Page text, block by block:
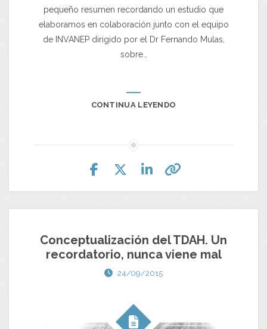
pequeño resumen recordando un estudio que
elaboramos en colaboración junto con el equipo
de INVANEP dirigido por el Dr Fernando Mulas,
sobre…
CONTINUA LEYENDO
Conceptualización del TDAH. Un
recordatorio, nunca viene mal
24/09/2015